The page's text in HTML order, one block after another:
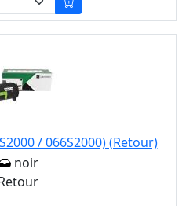
/ 066S2000) (Retour)
noir